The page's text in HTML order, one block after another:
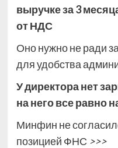
выручке за 3
от НДС
Оно нужно не ради
для удобства
У директора нет
на него все равно
Минфин не
позицией ФНС >>>